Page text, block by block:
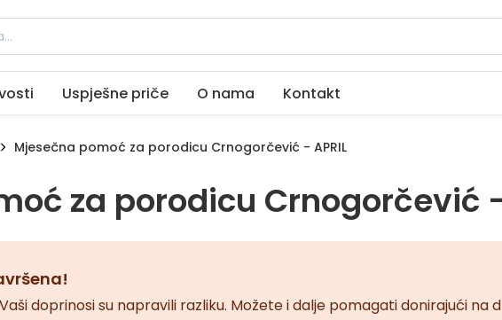
Uspješne priče O nama Kontakt
Mjesečna pomoć za porodicu Crnogorčević - APRIL
za porodicu Crnogorčević -
doprinosi su napravili razliku. Možete i dalje pomagati donirajući na